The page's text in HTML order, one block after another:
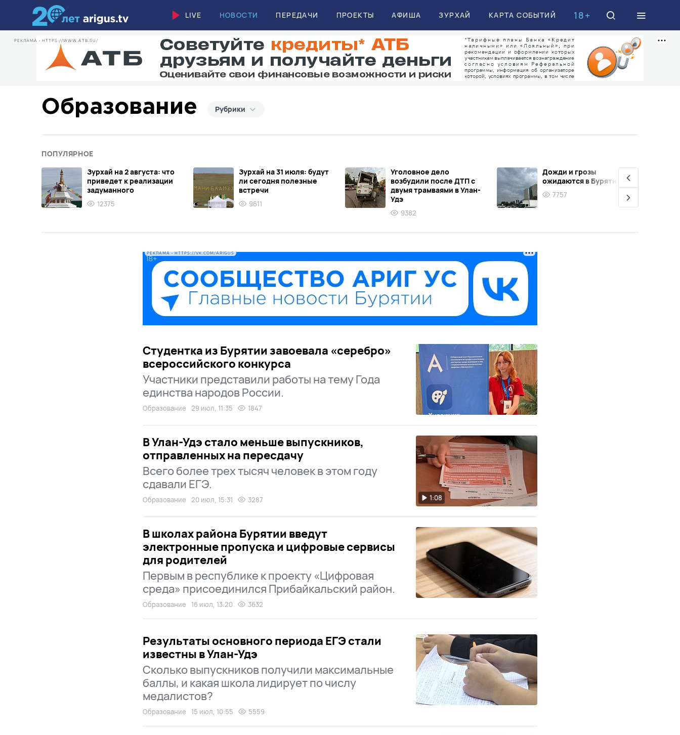
LIVE НОВОСТИ ПЕРЕДАЧИ ПРОЕКТЫ АФИША ЗУРХАЙ КАРТА СОБЫТИЙ 18+
РЕКЛАМА • HTTPS://WWW.ATB.SU/
Образование Рубрики
ПОПУЛЯРНОЕ
Зурхай на 2 августа: что
приведет к реализации
задуманного
12375
Зурхай на 31 июля: будут
ли сегодня полезные
встречи
9611
Уголовное дело
возбудили после ДТП с
двумя трамваями в Улан-
Удэ
9382
Дожди и грозы
ожидаются в Бурятии
7757
РЕКЛАМА • HTTPS://VK.COM/ARIGUS
Студентка из Бурятии завоевала «серебро»
всероссийского конкурса
Участники представили работы на тему Года
единства народов России.
Образование 29 июл, 11:35 1847
1:08
В Улан-Удэ стало меньше выпускников,
отправленных на пересдачу
Всего более трех тысяч человек в этом году
сдавали ЕГЭ.
Образование 20 июл, 15:31 3287
В школах района Бурятии введут
электронные пропуска и цифровые сервисы
для родителей
Первым в республике к проекту «Цифровая
среда» присоединился Прибайкальский район.
Образование 16 июл, 13:20 3632
Результаты основного периода ЕГЭ стали
известны в Улан-Удэ
Сколько выпускников получили максимальные
баллы, и какая школа лидирует по числу
медалистов?
Образование 15 июл, 10:55 5559